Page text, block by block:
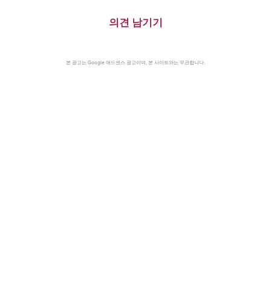
의견 남기기
본 광고는 Google 애드센스 광고이며, 본 사이트와는 무관합니다.